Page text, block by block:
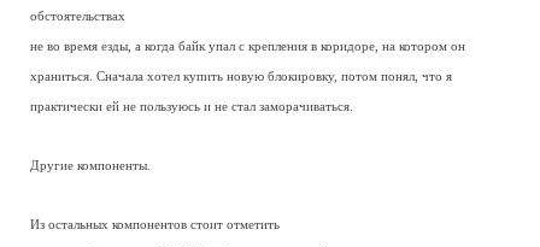
обстоятельствах
не во время езды, а когда байк упал с крепления в коридоре, на котором он
храниться. Сначала хотел купить новую блокировку, потом понял, что я
практически ей не пользуюсь и не стал заморачиваться.
Другие компоненты.
Из остальных компонентов стоит отметить